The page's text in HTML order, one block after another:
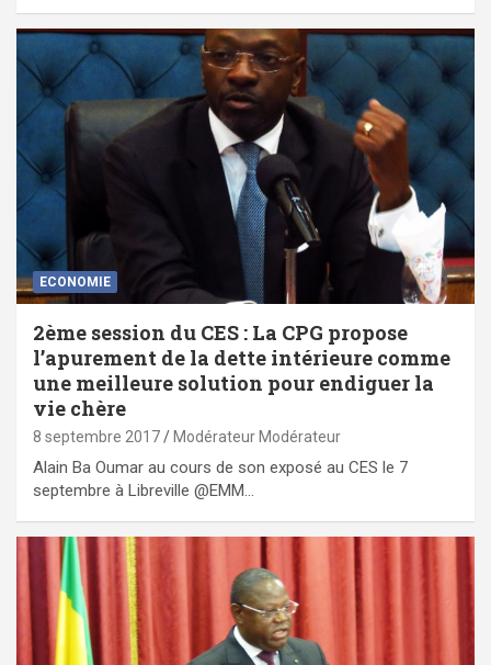
ECONOMIE
2ème session du CES : La CPG propose
l’apurement de la dette intérieure comme
une meilleure solution pour endiguer la
vie chère
8 septembre 2017 Modérateur Modérateur
Alain Ba Oumar au cours de son exposé au CES le 7
septembre à Libreville @EMM…